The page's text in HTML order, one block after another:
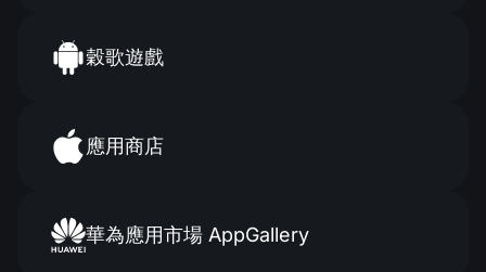
穀歌遊戲
應用商店
華為應用市場 AppGallery